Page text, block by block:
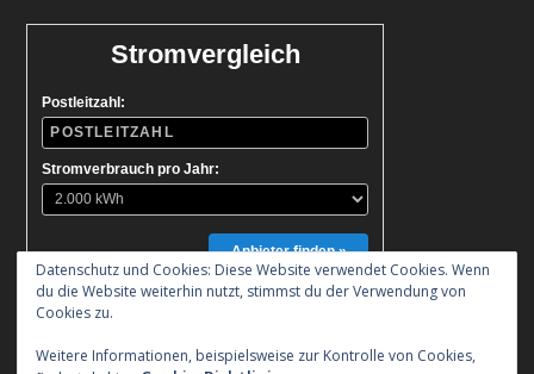
Stromvergleich
Postleitzahl:
Stromverbrauch pro Jahr:
Anbieter finden »
Datenschutz und Cookies: Diese Website verwendet Cookies. Wenn
du die Website weiterhin nutzt, stimmst du der Verwendung von
Cookies zu.
Weitere Informationen, beispielsweise zur Kontrolle von Cookies,